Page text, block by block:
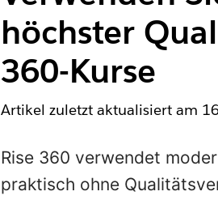
höchster
360-Kurse
Artikel zuletzt aktualisiert am
Rise 360 verwendet
praktisch ohne